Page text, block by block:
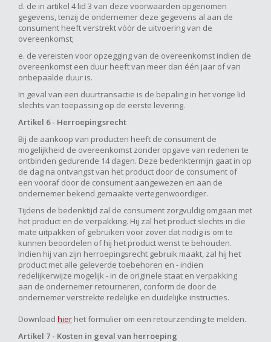
d. de in artikel 4 lid 3 van deze voorwaarden opgenomen
gegevens, tenzij de ondernemer deze gegevens al aan de
consument heeft verstrekt vóór de uitvoering van de
overeenkomst;
e. de vereisten voor opzegging van de overeenkomst indien de
overeenkomst een duur heeft van meer dan één jaar of van
onbepaalde duur is.
In geval van een duurtransactie is de bepaling in het vorige lid
slechts van toepassing op de eerste levering.
Artikel 6 - Herroepingsrecht
Bij de aankoop van producten heeft de consument de
mogelijkheid de overeenkomst zonder opgave van redenen te
ontbinden gedurende 14 dagen. Deze bedenktermijn gaat in op
de dag na ontvangst van het product door de consument of
een vooraf door de consument aangewezen en aan de
ondernemer bekend gemaakte vertegenwoordiger.
Tijdens de bedenktijd zal de consument zorgvuldig omgaan met
het product en de verpakking. Hij zal het product slechts in die
mate uitpakken of gebruiken voor zover dat nodig is om te
kunnen beoordelen of hij het product wenst te behouden.
Indien hij van zijn herroepingsrecht gebruik maakt, zal hij het
product met alle geleverde toebehoren en - indien
redelijkerwijze mogelijk - in de originele staat en verpakking
aan de ondernemer retourneren, conform de door de
ondernemer verstrekte redelijke en duidelijke instructies.
Download hier het formulier om een retourzending te melden.
Artikel 7 - Kosten in geval van herroeping